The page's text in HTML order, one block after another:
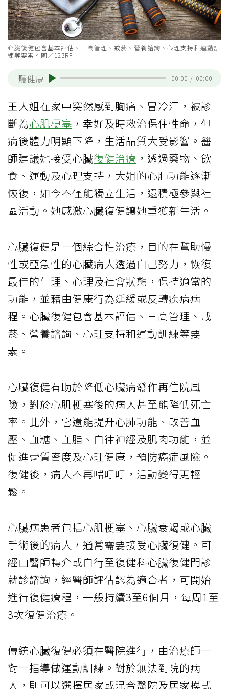
心臟復健包含基本評估、三高管理、戒菸、營養諮詢、心理支持和運動訓
練等要素。圖／123RF
聽健康 00:00 / 00:00
王大姐在家中突然感到胸痛、冒冷汗，被診
斷為心肌梗塞 ，幸好及時救治保住性命，但
病後體力明顯下降，生活品質大受影響。醫
師建議她接受心臟復健治療 ，透過藥物、飲
食、運動及心理支持，大姐的心肺功能逐漸
恢復，如今不僅能獨立生活，還積極參與社
區活動。她感激心臟復健讓她重獲新生活。
心臟復健是一個綜合性治療，目的在幫助慢
性或亞急性的心臟病人透過自己努力，恢復
最佳的生理、心理及社會狀態，保持適當的
功能，並藉由健康行為延緩或反轉疾病病
程。心臟復健包含基本評估、三高管理、戒
菸、營養諮詢、心理支持和運動訓練等要
素。
心臟復健有助於降低心臟病發作再住院風
險，對於心肌梗塞後的病人甚至能降低死亡
率。此外，它還能提升心肺功能、改善血
壓、血糖、血脂、自律神經及肌肉功能，並
促進骨質密度及心理健康，預防癌症風險。
復健後，病人不再喘吁吁，活動變得更輕
鬆。
心臟病患者包括心肌梗塞、心臟衰竭或心臟
手術後的病人，通常需要接受心臟復健。可
經由醫師轉介或自行至復健科心臟復健門診
就診諮詢，經醫師評估認為適合者，可開始
進行復健療程，一般持續3至6個月，每周1至
3次復健治療。
傳統心臟復健必須在醫院進行，由治療師一
對一指導做運動訓練。對於無法到院的病
人，則可以選擇居家或混合醫院及居家模式